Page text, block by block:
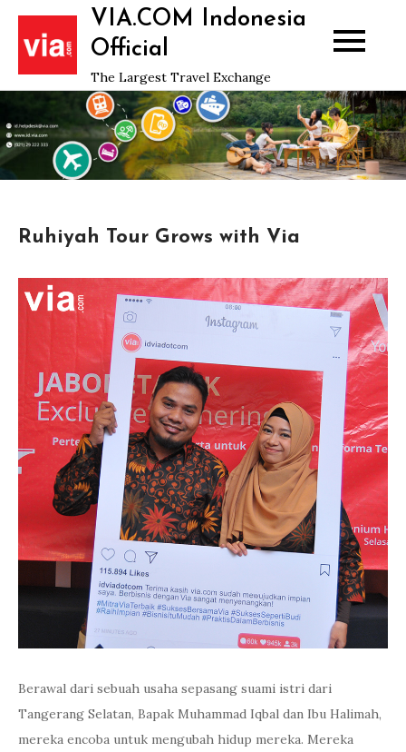
Skip
content
VIA.COM Indonesia
Official
The Largest Travel Exchange
Ruhiyah Tour Grows with Via
Berawal dari sebuah usaha sepasang suami istri dari
Tangerang Selatan, Bapak Muhammad Iqbal dan Ibu Halimah,
mereka encoba untuk mengubah hidup mereka. Mereka